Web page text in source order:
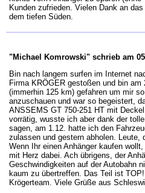
Kunden zufrieden. Vielen Dank an
dem tiefen Süden.
"Michael Komrowski" schrieb am
Bin nach langem surfen im Internet
Firma KRÖGER gestoßen und bin
(immerhin 125 km) gefahren um mir
anzuschauen und war so begeistert,
ANSSEMS GT 750-251 HT mit
vorrätig, wusste ich aber dank der
sagen, am 1.12. hatte ich den
zulassen und gestern abholen. Leute,
Wenn Ihr einen Anhänger kaufen
mit Herz dabei. Ach übrigens, der
Geschwindigkeiten auf der Autobahn
kaum zu übertreffen. Das Teil ist
Krögerteam. Viele Grüße aus